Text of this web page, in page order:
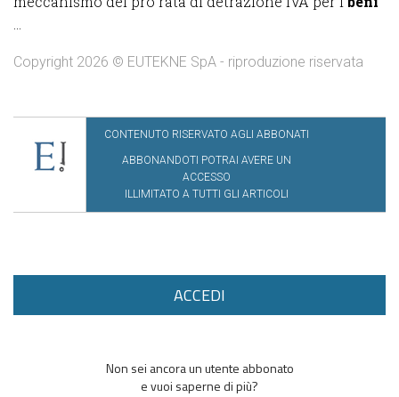
Copyright 2026 © EUTEKNE SpA - riproduzione riservata
CONTENUTO RISERVATO AGLI ABBONATI
ABBONANDOTI POTRAI AVERE UN
ACCESSO
ILLIMITATO A TUTTI GLI ARTICOLI
ACCEDI
Non sei ancora un utente abbonato
e vuoi saperne di più?